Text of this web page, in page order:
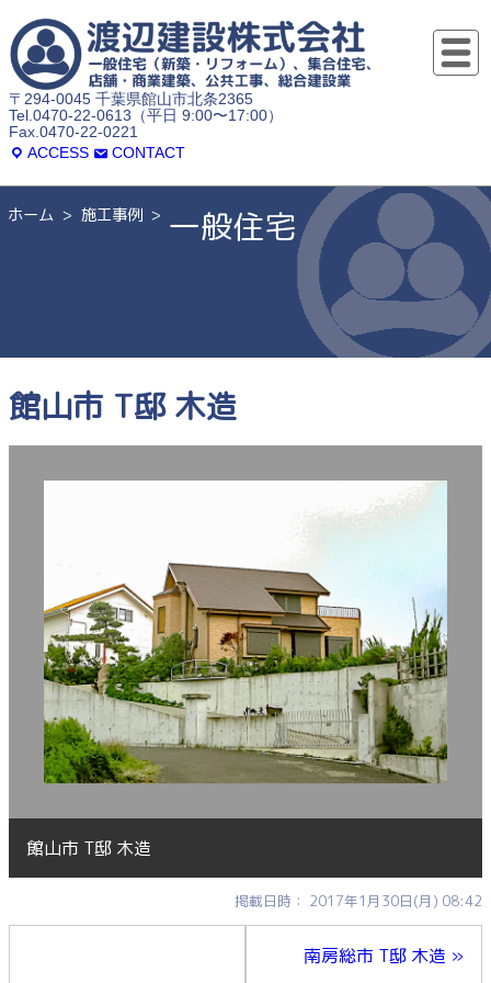
〒294-0045 千葉県館山市北条2365
Tel.0470-22-0613（平日 9:00〜17:00）
Fax.0470-22-0221
ACCESS
CONTACT
ホーム 施工事例 一般住宅
館山市 T邸 木造
館山市 T邸 木造
掲載日時： 2017年1月30日(月) 08:42
南房総市 T邸 木造 »